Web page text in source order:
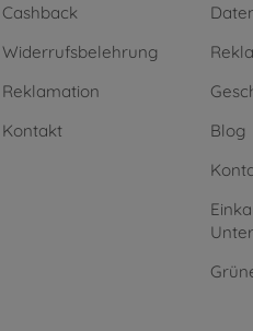
Cashback
Widerrufsbelehrung
Reklamation
Kontakt
Blog